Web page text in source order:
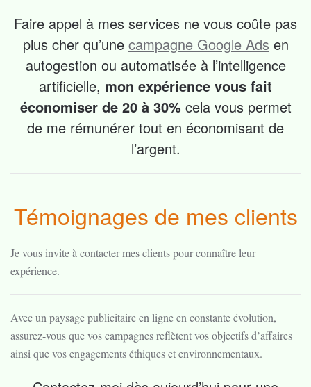
Faire appel à mes services ne vous coûte pas
plus cher qu’une campagne Google Ads en
autogestion ou automatisée à l’intelligence
artificielle, mon expérience vous fait
économiser de 20 à 30%cela vous permet
de me rémunérer tout en économisant de
l’argent.
Témoignages de mes clients
Je vous invite à contacter mes clients pour connaître leur
expérience.
Avec un paysage publicitaire en ligne en constante évolution,
assurez-vous que vos campagnes reflètent vos objectifs d’affaires
ainsi que vos engagements éthiques et environnementaux.